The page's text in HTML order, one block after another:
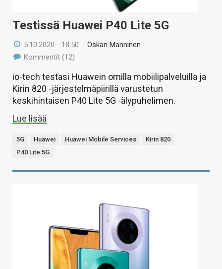
Testissä Huawei P40 Lite 5G
5.10.2020 - 18:50 /Oskari Manninen
Kommentit (12)
io-tech testasi Huawein omilla mobiilipalveluilla ja
Kirin 820 -järjestelmäpiirillä varustetun
keskihintaisen P40 Lite 5G -älypuhelimen.
Lue lisää
5G Huawei Huawei Mobile Services
Kirin 820
P40 Lite 5G